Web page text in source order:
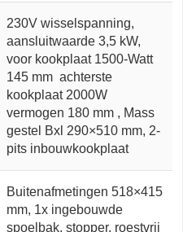
230V wisselspanning,
aansluitwaarde 3,5 kW,
voor kookplaat 1500-Watt
145 mm achterste
kookplaat 2000W
vermogen 180 mm , Mass
gestel Bxl 290×510 mm, 2-
pits inbouwkookplaat
Buitenafmetingen 518×415
mm, 1x ingebouwde
spoelbak, stopper, roestvrij